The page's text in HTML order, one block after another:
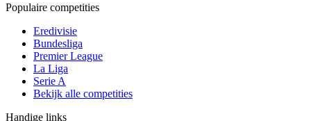
Populaire competities
Eredivisie
Bundesliga
Premier League
La Liga
Serie A
Bekijk alle competities
Handige links